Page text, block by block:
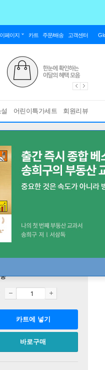
페이지 카트 주문/배송 고객센터
어린이특가세트 회원리뷰
카트에 넣기
바로구매